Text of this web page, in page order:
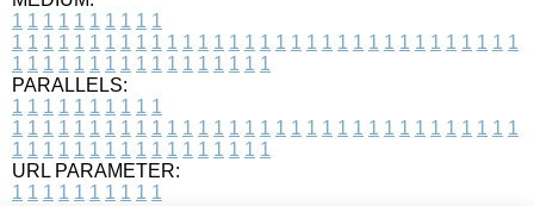
1 1 1 1 1 1 1 1 1 1
1 1 1 1 1 1 1 1 1 1 1 1 1 1 1 1 1 1 1 1 1 1 1 1 1 1 1 1 1 1 1 1 1
1 1 1 1 1 1 1 1 1 1 1 1 1 1 1 1 1
PARALLELS:
1 1 1 1 1 1 1 1 1 1
1 1 1 1 1 1 1 1 1 1 1 1 1 1 1 1 1 1 1 1 1 1 1 1 1 1 1 1 1 1 1 1 1
1 1 1 1 1 1 1 1 1 1 1 1 1 1 1 1 1
URL PARAMETER:
1 1 1 1 1 1 1 1 1 1